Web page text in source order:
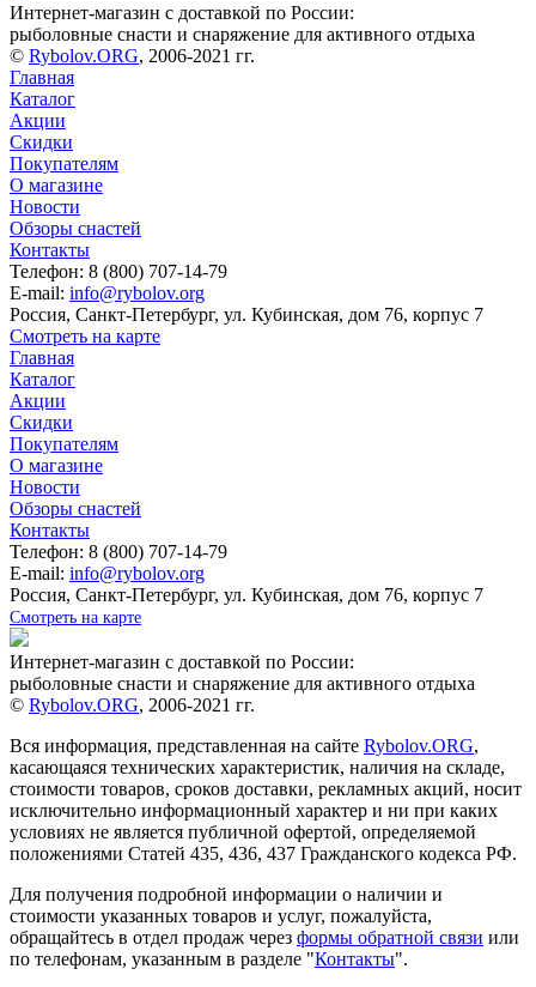
Интернет-магазин с доставкой по России:
рыболовные снасти и снаряжение для активного отдыха
© Rybolov.ORG, 2006-2021 гг.
Главная
Каталог
Акции
Скидки
Покупателям
О магазине
Новости
Обзоры снастей
Контакты
Телефон: 8 (800) 707-14-79
E-mail: info@rybolov.org
Россия, Санкт-Петербург, ул. Кубинская, дом 76, корпус 7
Смотреть на карте
Главная
Каталог
Акции
Скидки
Покупателям
О магазине
Новости
Обзоры снастей
Контакты
Телефон: 8 (800) 707-14-79
E-mail: info@rybolov.org
Россия, Санкт-Петербург, ул. Кубинская, дом 76, корпус 7
Смотреть на карте
Интернет-магазин с доставкой по России:
рыболовные снасти и снаряжение для активного отдыха
© Rybolov.ORG, 2006-2021 гг.
Вся информация, представленная на сайте Rybolov.ORG,
касающаяся технических характеристик, наличия на складе,
стоимости товаров, сроков доставки, рекламных акций, носит
исключительно информационный характер и ни при каких
условиях не является публичной офертой, определяемой
положениями Статей 435, 436, 437 Гражданского кодекса РФ.
Для получения подробной информации о наличии и
стоимости указанных товаров и услуг, пожалуйста,
обращайтесь в отдел продаж через формы обратной связи или
по телефонам, указанным в разделе "Контакты".